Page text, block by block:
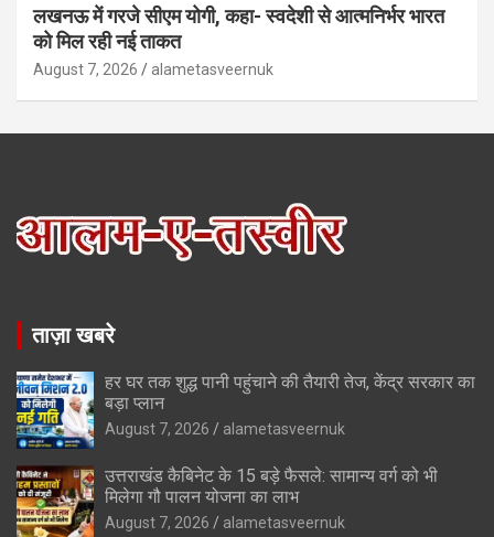
लखनऊ में गरजे सीएम योगी, कहा- स्वदेशी से आत्मनिर्भर भारत
को मिल रही नई ताकत
August 7, 2026 alametasveernuk
ताज़ा खबरे
हर घर तक शुद्ध पानी पहुंचाने की तैयारी तेज, केंद्र सरकार का
बड़ा प्लान
August 7, 2026 alametasveernuk
उत्तराखंड कैबिनेट के 15 बड़े फैसले: सामान्य वर्ग को भी
मिलेगा गौ पालन योजना का लाभ
August 7, 2026 alametasveernuk